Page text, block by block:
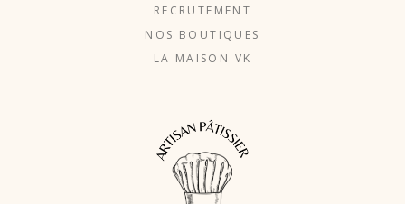
RECRUTEMENT
NOS BOUTIQUES
LA MAISON VK